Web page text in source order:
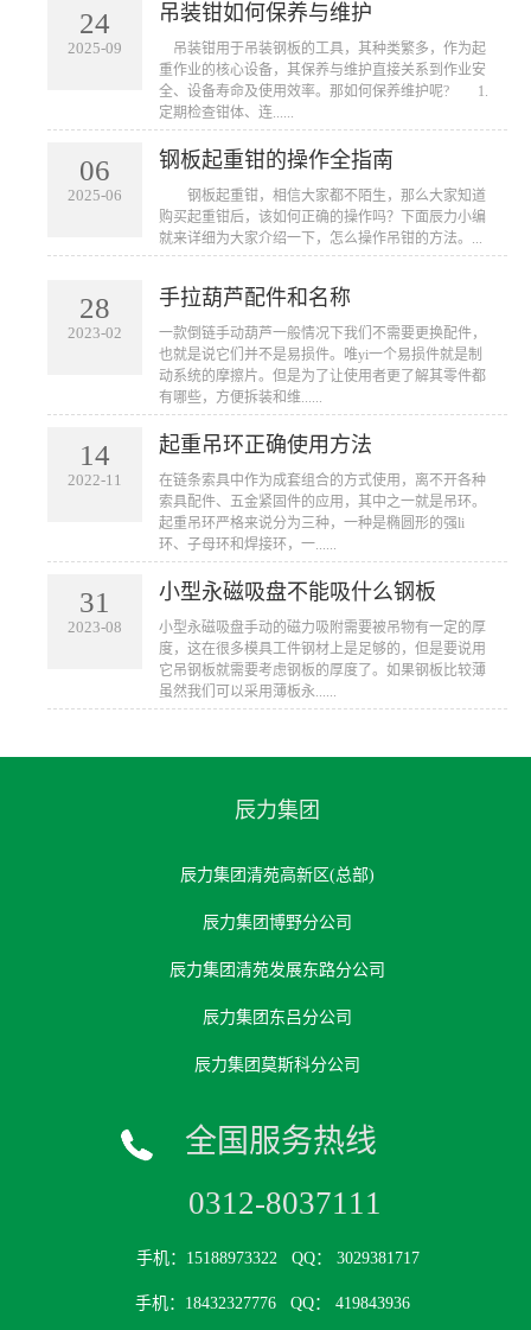
24
2025-09
吊装钳如何保养与维护
​ 吊装钳用于吊装钢板的工具，其种类繁多，作为起
重作业的核心设备，其保养与维护直接关系到作业安
全、设备寿命及使用效率。那如何保养维护呢? 1.
定期检查钳体、连......
06
2025-06
钢板起重钳的操作全指南
​ 钢板起重钳，相信大家都不陌生，那么大家知道
购买起重钳后，该如何正确的操作吗？下面辰力小编
就来详细为大家介绍一下，怎么操作吊钳的方法。...
28
2023-02
手拉葫芦配件和名称
一款倒链手动葫芦一般情况下我们不需要更换配件，
也就是说它们并不是易损件。唯yi一个易损件就是制
动系统的摩擦片。但是为了让使用者更了解其零件都
有哪些，方便拆装和维......
14
2022-11
起重吊环正确使用方法
在链条索具中作为成套组合的方式使用，离不开各种
索具配件、五金紧固件的应用，其中之一就是吊环。
起重吊环严格来说分为三种，一种是椭圆形的强li
环、子母环和焊接环，一......
31
2023-08
小型永磁吸盘不能吸什么钢板
小型永磁吸盘手动的磁力吸附需要被吊物有一定的厚
度，这在很多模具工件钢材上是足够的，但是要说用
它吊钢板就需要考虑钢板的厚度了。如果钢板比较薄
虽然我们可以采用薄板永......
辰力集团
辰力集团清苑高新区(总部)
辰力集团博野分公司
辰力集团清苑发展东路分公司
辰力集团东吕分公司
辰力集团莫斯科分公司
全国服务热线
0312-8037111
手机：15188973322 QQ： 3029381717
手机：18432327776 QQ： 419843936